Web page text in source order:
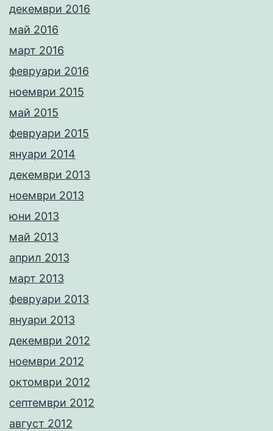
декември 2016
май 2016
март 2016
февруари 2016
ноември 2015
май 2015
февруари 2015
януари 2014
декември 2013
ноември 2013
юни 2013
май 2013
април 2013
март 2013
февруари 2013
януари 2013
декември 2012
ноември 2012
октомври 2012
септември 2012
август 2012